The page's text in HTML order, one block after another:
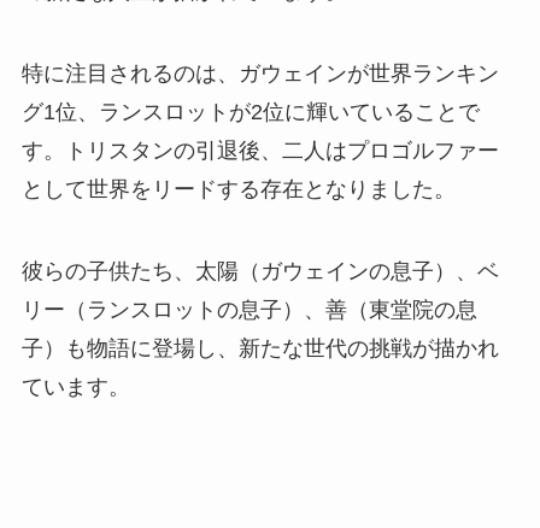
特に注目されるのは、ガウェインが世界ランキン
グ1位、ランスロットが2位に輝いていることで
す。トリスタンの引退後、二人はプロゴルファー
として世界をリードする存在となりました。
彼らの子供たち、太陽（ガウェインの息子）、ベ
リー（ランスロットの息子）、善（東堂院の息
子）も物語に登場し、新たな世代の挑戦が描かれ
ています。